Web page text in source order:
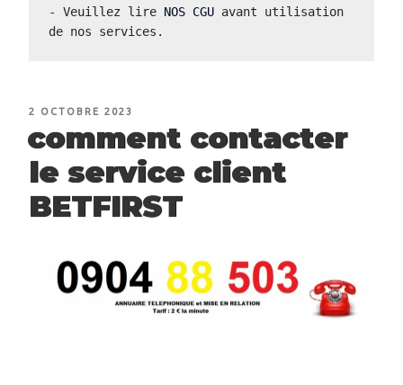
- Veuillez lire NOS CGU avant utilisation
de nos services.
PUBLIÉ
2 OCTOBRE 2023
comment contacter
le service client
BETFIRST